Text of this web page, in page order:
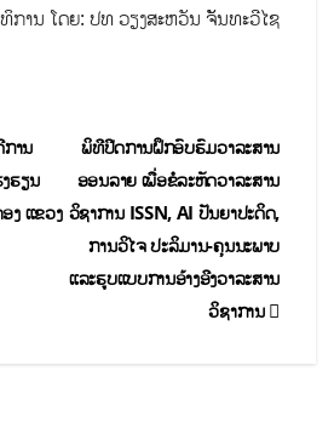
ການ ໂດຍ: ປທ ວຽງສະຫວັນ ຈັັນທະວີໄຊ
ພິທີປີດການຝຶກອົບຮົມວາລະສານ
ອອນລາຍ ເພື່ອຂໍລະຫັດວາລະສານ
ວິຊາການ ISSN, AI ປັນຍາປະດິດ,
ການວິໄຈ ປະລິມານ-ຄຸນນະພາບ
ແລະຮູບແບບການອ້າງອີງວາລະສານ
ວິຊາການ
ານ
ຮຽນ
ງ ແຂວງ